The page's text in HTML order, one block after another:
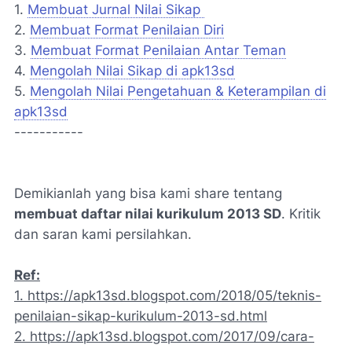
1. Membuat Jurnal Nilai Sikap
2. Membuat Format Penilaian Diri
3. Membuat Format Penilaian Antar Teman
4. Mengolah Nilai Sikap di apk13sd
5. Mengolah Nilai Pengetahuan & Keterampilan di
apk13sd
-----------
Demikianlah yang bisa kami share tentang
membuat daftar nilai kurikulum 2013 SD. Kritik
dan saran kami persilahkan.
Ref:
1. https://apk13sd.blogspot.com/2018/05/teknis-
penilaian-sikap-kurikulum-2013-sd.html
2. https://apk13sd.blogspot.com/2017/09/cara-